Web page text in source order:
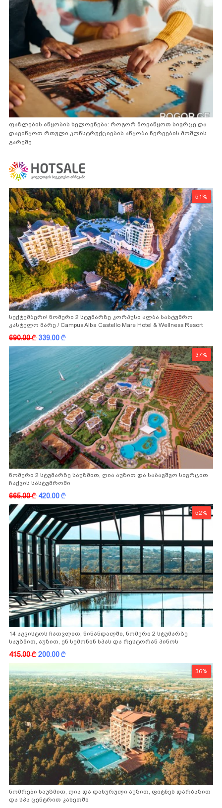
ფაზლების აწყობის ხელოვნება: როგორ მოვაწყოთ სივრცე და
დავიწყოთ რთული კონსტრუქციების აწყობა ნერვების მოშლის
გარეშე
51%
სექტემბერი! ნომერი 2 სტუმარზე კორპუსი ალბა სასტუმრო
კასტელო მარე / Campus Alba Castello Mare Hotel & Wellness Resort
-სგან!
690.00k 339.00k
37%
ნომერი 2 სტუმარზე საუზმით, ღია აუზით და საბავშვო სივრცით
ჩაქვის სასტუმროში
665.00k 420.00k
52%
14 აგვისტოს ჩათვლით, წინანდალში, ნომერი 2 სტუმარზე
საუზმით, აუზით, ენ სემონინ სპას და რესტორან პინოს
415.00k200.00k
36%
ნომრები საუზმით, ღია და დახურული აუზით, ფიტნეს დარბაზით
და სპა ცენტრით კახეთში